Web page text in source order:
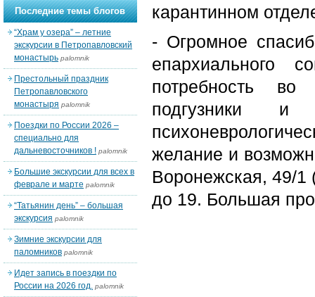
карантинном
- Огромное
епархиального
потребность во
подгузники
желание и
Воронежская, 49/1
до 19. Большая
Последние темы блогов
“Храм у озера” – летние
экскурсии в Петропавловский
монастырь palomnik
Престольный праздник
Петропавловского
монастыря palomnik
Поездки по России 2026 –
специально для
дальневосточников ! palomnik
Большие экскурсии для всех в
феврале и марте palomnik
“Татьянин день” – большая
экскурсия palomnik
Зимние экскурсии для
паломников palomnik
Идет запись в поездки по
России на 2026 год. palomnik